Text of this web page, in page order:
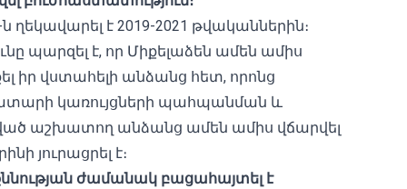
ղեկավարել է 2019-2021 թվականներին։
պարզել է, որ Միքելաձեն ամեն ամիս
իր վստահելի անձանց հետ, որոնց
կառույցների պահպանման և
աշխատող անձանց ամեն ամիս վճարվել
յուրացրել է։
ժամանակ բացահայտել է